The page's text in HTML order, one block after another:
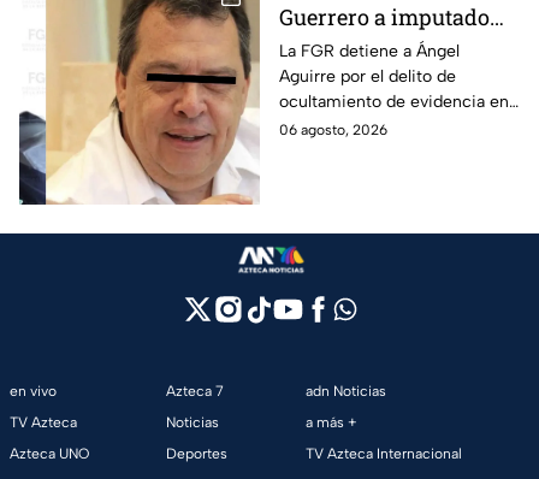
Guerrero a imputado
por la "Verdad
Histórica"; Así fue como
Ángel Aguirre obstruyó
la justicia en caso
La FGR detiene a Ángel
Aguirre por el delito de
ocultamiento de evidencia en
el caso Ayotzinapa. Esta es la
06 agosto, 2026
en vivo
TV Azteca
Azteca UNO
Azteca 7
Noticias
Deportes
adn Noticias
a más +
TV Azteca Internacional